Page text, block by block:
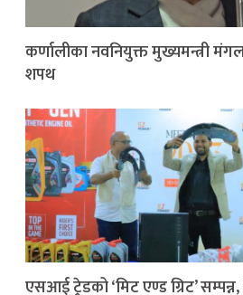
कर्णालीका नवनियुक्त मुख्यमन्त्री
शपथ
एसआई ट्रेडको ‘मिट एण्ड ग्रिट’